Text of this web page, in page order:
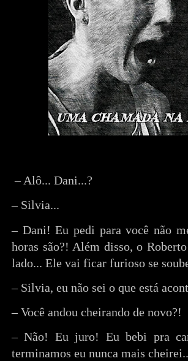
– Alô... Dani...?
– Silvia...
– Dani! Eu pedi para você não
horas são?! Além disso, o
lado... Ele vai ficar furioso se
– Silvia, eu não sei o que está
– Você andou cheirando de novo?!
– Não! Eu juro! Eu bebi pra
terminamos eu nunca mais